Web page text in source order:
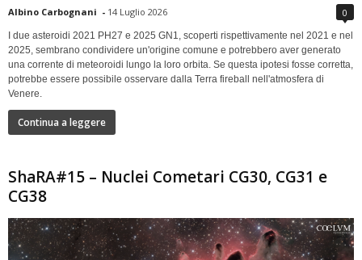
Albino Carbognani - 14 Luglio 2026 0
I due asteroidi 2021 PH27 e 2025 GN1, scoperti rispettivamente nel 2021 e nel
2025, sembrano condividere un'origine comune e potrebbero aver generato
una corrente di meteoroidi lungo la loro orbita. Se questa ipotesi fosse corretta,
potrebbe essere possibile osservare dalla Terra fireball nell'atmosfera di
Venere.
Continua a leggere
ShaRA#15 – Nuclei Cometari CG30, CG31 e
CG38